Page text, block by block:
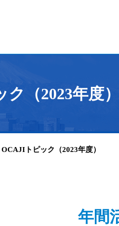
（2023年度）
OCAJIトピック（2023年度）
年間